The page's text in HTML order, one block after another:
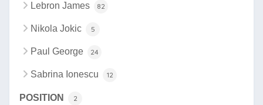
Lebron James 82
Nikola Jokic 5
Paul George 24
Sabrina Ionescu 12
POSITION 2